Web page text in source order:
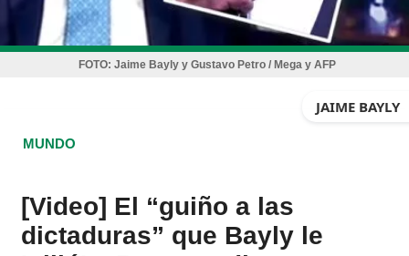
FOTO: Jaime Bayly y Gustavo Petro / Mega y AFP
JAIME BAYLY
MUNDO
[Video] El “guiño a las
dictaduras” que Bayly le